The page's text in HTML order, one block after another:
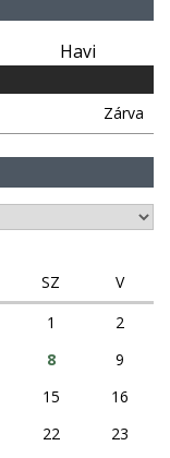
Havi
Zárva
SZ
V
1
2
8
9
15
16
22
23